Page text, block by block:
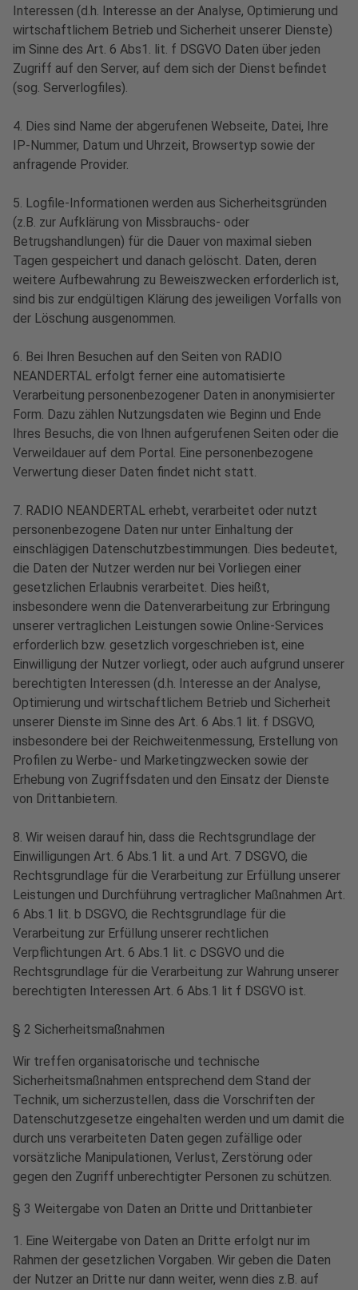
Interessen (d.h. Interesse an der Analyse, Optimierung und
wirtschaftlichem Betrieb und Sicherheit unserer Dienste)
im Sinne des Art. 6 Abs1. lit. f DSGVO Daten über jeden
Zugriff auf den Server, auf dem sich der Dienst befindet
(sog. Serverlogfiles).
4. Dies sind Name der abgerufenen Webseite, Datei, Ihre
IP-Nummer, Datum und Uhrzeit, Browsertyp sowie der
anfragende Provider.
5. Logfile-Informationen werden aus Sicherheitsgründen
(z.B. zur Aufklärung von Missbrauchs- oder
Betrugshandlungen) für die Dauer von maximal sieben
Tagen gespeichert und danach gelöscht. Daten, deren
weitere Aufbewahrung zu Beweiszwecken erforderlich ist,
sind bis zur endgültigen Klärung des jeweiligen Vorfalls von
der Löschung ausgenommen.
6. Bei Ihren Besuchen auf den Seiten von RADIO
NEANDERTAL erfolgt ferner eine automatisierte
Verarbeitung personenbezogener Daten in anonymisierter
Form. Dazu zählen Nutzungsdaten wie Beginn und Ende
Ihres Besuchs, die von Ihnen aufgerufenen Seiten oder die
Verweildauer auf dem Portal. Eine personenbezogene
Verwertung dieser Daten findet nicht statt.
7. RADIO NEANDERTAL erhebt, verarbeitet oder nutzt
personenbezogene Daten nur unter Einhaltung der
einschlägigen Datenschutzbestimmungen. Dies bedeutet,
die Daten der Nutzer werden nur bei Vorliegen einer
gesetzlichen Erlaubnis verarbeitet. Dies heißt,
insbesondere wenn die Datenverarbeitung zur Erbringung
unserer vertraglichen Leistungen sowie Online-Services
erforderlich bzw. gesetzlich vorgeschrieben ist, eine
Einwilligung der Nutzer vorliegt, oder auch aufgrund unserer
berechtigten Interessen (d.h. Interesse an der Analyse,
Optimierung und wirtschaftlichem Betrieb und Sicherheit
unserer Dienste im Sinne des Art. 6 Abs.1 lit. f DSGVO,
insbesondere bei der Reichweitenmessung, Erstellung von
Profilen zu Werbe- und Marketingzwecken sowie der
Erhebung von Zugriffsdaten und den Einsatz der Dienste
von Drittanbietern.
8. Wir weisen darauf hin, dass die Rechtsgrundlage der
Einwilligungen Art. 6 Abs.1 lit. a und Art. 7 DSGVO, die
Rechtsgrundlage für die Verarbeitung zur Erfüllung unserer
Leistungen und Durchführung vertraglicher Maßnahmen Art.
6 Abs.1 lit. b DSGVO, die Rechtsgrundlage für die
Verarbeitung zur Erfüllung unserer rechtlichen
Verpflichtungen Art. 6 Abs.1 lit. c DSGVO und die
Rechtsgrundlage für die Verarbeitung zur Wahrung unserer
berechtigten Interessen Art. 6 Abs.1 lit f DSGVO ist.
§ 2 Sicherheitsmaßnahmen
Wir treffen organisatorische und technische
Sicherheitsmaßnahmen entsprechend dem Stand der
Technik, um sicherzustellen, dass die Vorschriften der
Datenschutzgesetze eingehalten werden und um damit die
durch uns verarbeiteten Daten gegen zufällige oder
vorsätzliche Manipulationen, Verlust, Zerstörung oder
gegen den Zugriff unberechtigter Personen zu schützen.
§ 3 Weitergabe von Daten an Dritte und Drittanbieter
1. Eine Weitergabe von Daten an Dritte erfolgt nur im
Rahmen der gesetzlichen Vorgaben. Wir geben die Daten
der Nutzer an Dritte nur dann weiter, wenn dies z.B. auf